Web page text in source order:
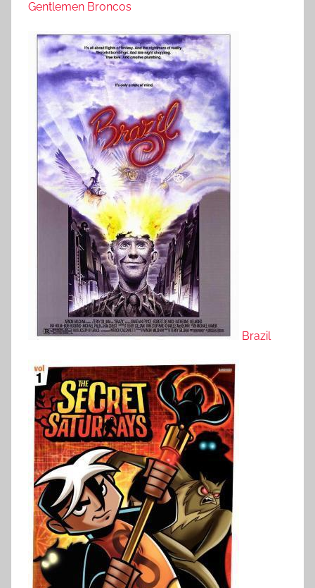
Gentlemen Broncos
Brazil